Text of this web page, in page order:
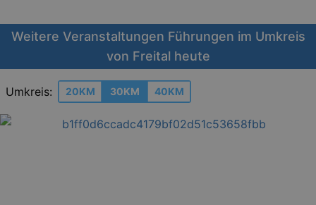
Weitere Veranstaltungen Führungen im Umkreis
von Freital heute
Umkreis: 20KM 30KM 40KM